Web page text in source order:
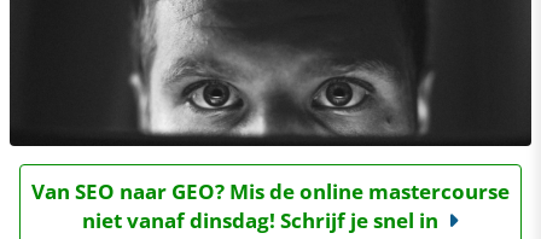
Van SEO naar GEO? Mis de online mastercourse
niet vanaf dinsdag! Schrijf je snel in